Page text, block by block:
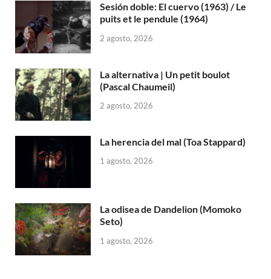
Sesión doble: El cuervo (1963) / Le
puits et le pendule (1964)
2 agosto, 2026
La alternativa | Un petit boulot
(Pascal Chaumeil)
2 agosto, 2026
La herencia del mal (Toa Stappard)
1 agosto, 2026
La odisea de Dandelion (Momoko
Seto)
1 agosto, 2026